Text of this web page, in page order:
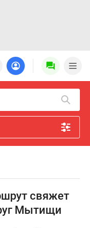
свяжет
Мытищи